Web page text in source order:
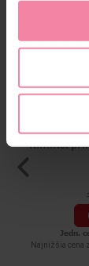
Rimmel
Jedn.
Najnižšia cena